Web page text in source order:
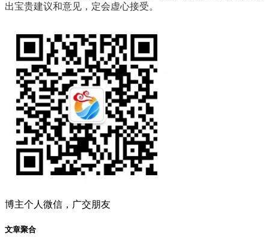
出宝贵建议和意见，定会虚心接受。
博主个人微信，广交朋友
文章聚合